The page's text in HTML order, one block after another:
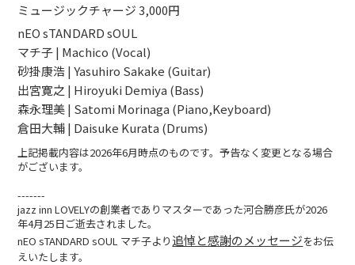
ミュージックチャージ 3,000円
nEO sTANDARD sOUL
マチ子 | Machico (Vocal)
砂掛康浩 | Yasuhiro Sakake (Guitar)
出宮寛之 | Hiroyuki Demiya (Bass)
森永理美 | Satomi Morinaga (Piano,Keyboard)
倉田大輔 | Daisuke Kurata (Drums)
上記掲載内容は2026年6月時点のものです。予告なく変更となる場合
がございます。
-------
jazz inn LOVELYの創業者でありマスターであった河合勝彦氏が2026
年4月25日ご逝去されました。
nEO sTANDARD sOUL マチ子より追悼と感謝のメッセージをお伝
えいたします。